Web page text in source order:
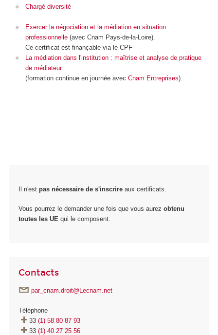
Chargé diversité
Exercer la négociation et la médiation en situation
professionnelle(avec Cnam Pays-de-la-Loire).
Ce certificat est finançable via le CPF
La médiation dans l'institution : maîtrise et analyse de pratique
de médiateur
(formation continue en journée avec Cnam Entreprises).
Il n'est pas nécessaire de s'inscrire aux certificats.
Vous pourrez le demander une fois que vous aurez obtenu
toutes les UE qui le composent.
Contacts
par_cnam.droit@Lecnam.net
Téléphone
33 (1) 58 80 87 93
33 (1) 40 27 25 56